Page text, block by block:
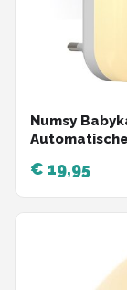
Numsy
€ 19,95